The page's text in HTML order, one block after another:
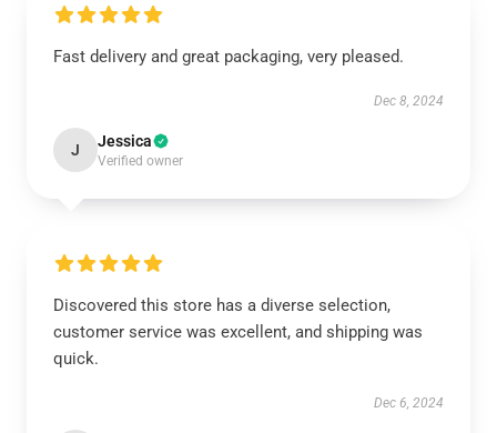
Fast delivery and great packaging, very pleased.
Dec 8, 2024
J Jessica
Verified owner
Discovered this store has a diverse selection,
customer service was excellent, and shipping was
quick.
Dec 6, 2024